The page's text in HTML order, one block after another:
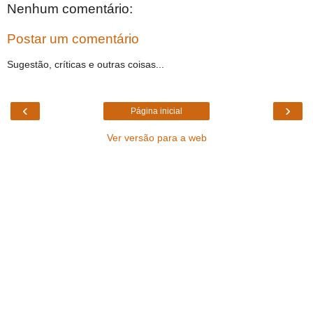
Nenhum comentário:
Postar um comentário
Sugestão, críticas e outras coisas...
‹ ›
Página inicial
Ver versão para a web